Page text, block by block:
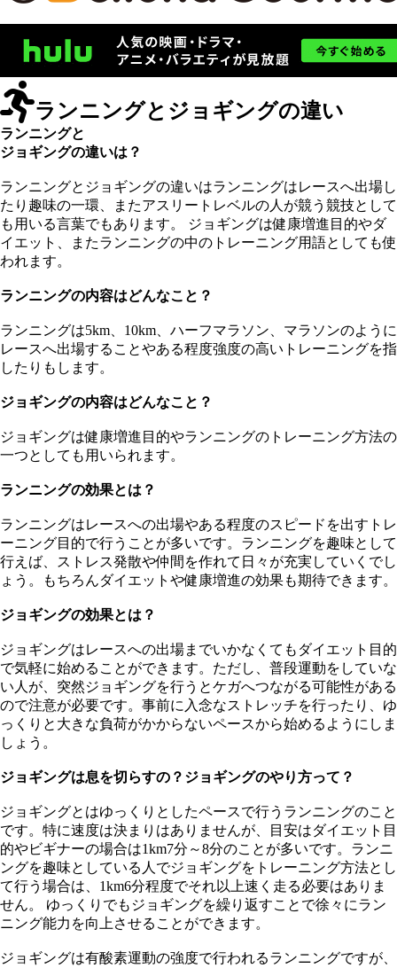
ランニングとジョギングの違い
ランニングと
ジョギングの違いは？
ランニングとジョギングの違いはランニングはレースへ出場し
たり趣味の一環、またアスリートレベルの人が競う競技として
も用いる言葉でもあります。 ジョギングは健康増進目的やダ
イエット、またランニングの中のトレーニング用語としても使
われます。
ランニングの内容はどんなこと？
ランニングは5km、10km、ハーフマラソン、マラソンのように
レースへ出場することやある程度強度の高いトレーニングを指
したりもします。
ジョギングの内容はどんなこと？
ジョギングは健康増進目的やランニングのトレーニング方法の
一つとしても用いられます。
ランニングの効果とは？
ランニングはレースへの出場やある程度のスピードを出すトレ
ーニング目的で行うことが多いです。ランニングを趣味として
行えば、ストレス発散や仲間を作れて日々が充実していくでし
ょう。もちろんダイエットや健康増進の効果も期待できます。
ジョギングの効果とは？
ジョギングはレースへの出場までいかなくてもダイエット目的
で気軽に始めることができます。ただし、普段運動をしていな
い人が、突然ジョギングを行うとケガへつながる可能性がある
ので注意が必要です。事前に入念なストレッチを行ったり、ゆ
っくりと大きな負荷がかからないペースから始めるようにしま
しょう。
ジョギングは息を切らすの？ジョギングのやり方って？
ジョギングとはゆっくりとしたペースで行うランニングのこと
です。特に速度は決まりはありませんが、目安はダイエット目
的やビギナーの場合は1km7分～8分のことが多いです。ランニ
ングを趣味としている人でジョギングをトレーニング方法とし
て行う場合は、1km6分程度でそれ以上速く走る必要はありま
せん。 ゆっくりでもジョギングを繰り返すことで徐々にラン
ニング能力を向上させることができます。
ジョギングは有酸素運動の強度で行われるランニングですが、